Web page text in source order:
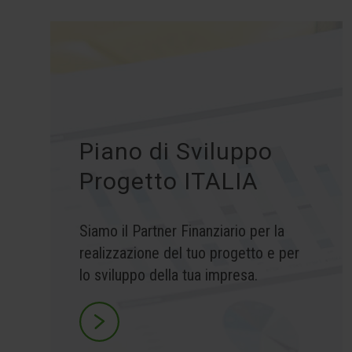
Piano di Sviluppo
Progetto ITALIA
Siamo il Partner Finanziario per la
realizzazione del tuo progetto e per
lo sviluppo della tua impresa.